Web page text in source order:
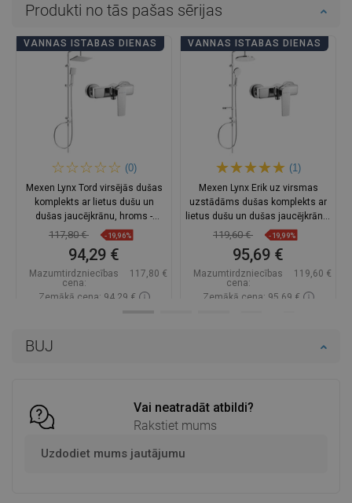
BUJ
Vai neatradāt atbildi?
Rakstiet mums
Uzdodiet mums jautājumu
Produkti no tās pašas sērijas
VANNAS ISTABAS DIENAS
(0)
Mexen Lynx Tord virsējās dušas
komplekts ar lietus dušu un
dušas jaucējkrānu, hroms -
745940200-00
117,80 € -19,96%
94,29 €
Mazumtirdzniecības
cena:
117,80 €
Zemākā cena: 94,29 €
VANNAS ISTABAS DIENAS
(1)
Mexen Lynx Erik uz virsmas
uzstādāms dušas komplekts ar
lietus dušu un dušas jaucējkrānu,
hroms - 745940205-00
119,60 € -19,99%
95,69 €
Mazumtirdzniecības
cena:
119,60 €
Zemākā cena: 95,69 €